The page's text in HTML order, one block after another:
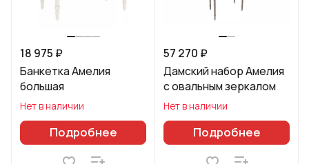
18 975 ₽
Банкетка Амелия
большая
Нет в наличии
Подробнее
57 270 ₽
Дамский набор Амелия
с овальным зеркалом
Нет в наличии
Подробнее